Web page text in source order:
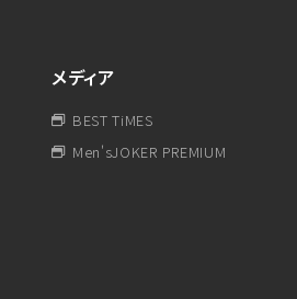
メディア
BEST TiMES
Men'sJOKER PREMIUM